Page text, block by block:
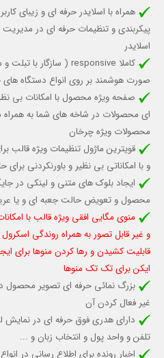
همراه با اسلایدر حرفه ای و زیبای
پیکربندی و تنظیمات حرفه ای در
اسلایدر
کاملا responsive (
سازگار با تبلت و
صورت هوشمند بر روی انواع دستگاه های
صفحه ویژه محصول با امکانات بی
ای محصولات در شاخه های شما به
محصولات ویژه چرخان
قویترین ماژول تنظیمات ویژه قالب
و با امکاناتی بی نظیر و باورنکردنی
ایجاد بلوک های متنی و لینکی در
محصول و تعویض حالت جعبه ای و یا
منوی مگایی افقی ویژه قالب با
و غیر قابل تصور به همراه روندگی
قابلیت کشیدن و رها کردن منوها برای
ایکن برای تک تک منوها
بزرگ نمائی حرفه ای تصویر محصول
غیر فعال کردن آن
دارای هدری فوق حرفه ای در نمایش
تلفن و واحد پول و انتخاب زبان و ...
اخبار رونده برای اطلاع رسانی در